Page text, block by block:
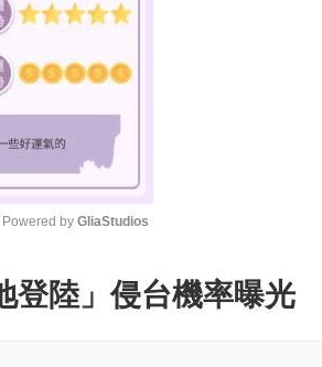
M
u
Powered by GliaStudios
登陸」侵台機率曝光